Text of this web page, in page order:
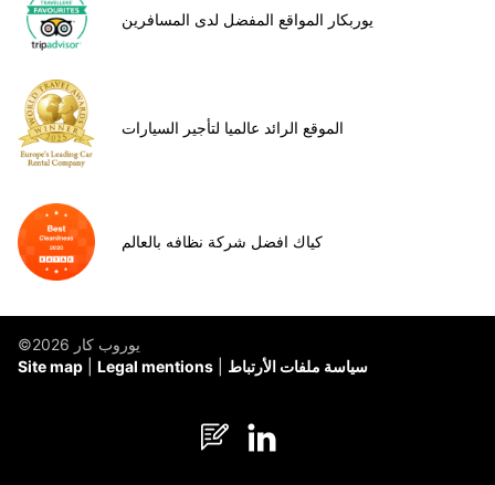
يوربكار المواقع المفضل لدى المسافرين
الموقع الرائد عالميا لتأجير السيارات
كياك افضل شركة نظافه بالعالم
©يوروب كار 2026
Site map
Legal mentions سياسة ملفات الأرتباط